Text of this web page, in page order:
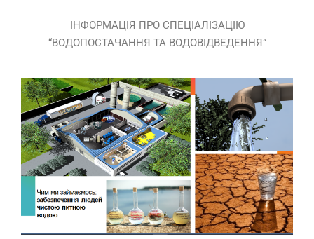
ІНФОРМАЦІЯ ПРО СПЕЦІАЛІЗАЦІЮ
“ВОДОПОСТАЧАННЯ ТА ВОДОВІДВЕДЕННЯ”